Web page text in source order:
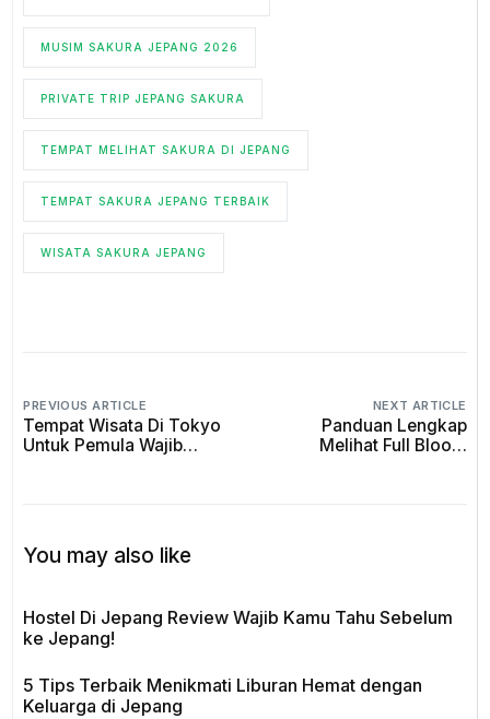
MUSIM SAKURA JEPANG 2026
PRIVATE TRIP JEPANG SAKURA
TEMPAT MELIHAT SAKURA DI JEPANG
TEMPAT SAKURA JEPANG TERBAIK
WISATA SAKURA JEPANG
PREVIOUS ARTICLE
Tempat Wisata Di Tokyo
Untuk Pemula Wajib
NEXT ARTICLE
Panduan Lengkap
Melihat Full Bloom
You may also like
Hostel Di Jepang Review Wajib Kamu Tahu Sebelum
ke Jepang!
5 Tips Terbaik Menikmati Liburan Hemat dengan
Keluarga di Jepang